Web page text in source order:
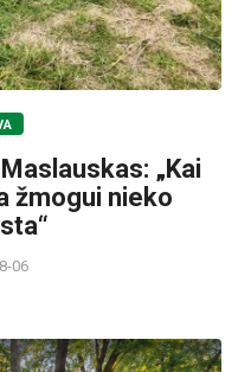
„Kai
žmogui nieko
06